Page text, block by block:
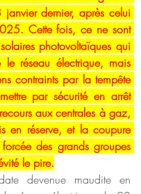
dernier, après celui
Cette fois, ce ne sont
photovoltaïques qui
le réseau électrique, mais
contraints par la tempête
par sécurité en arrêt
aux centrales à gaz,
en réserve, et la coupure
forcée des grands groupes
le pire.
devenue maudite en